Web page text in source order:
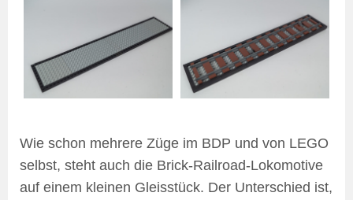
Wie schon mehrere Züge im BDP und von LEGO
selbst, steht auch die Brick-Railroad-Lokomotive
auf einem kleinen Gleisstück. Der Unterschied ist,